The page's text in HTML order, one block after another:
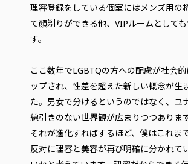
理容登録をしている個室にはメンズ用の
て顔剃りができる他、VIPルームとして
す。
ここ数年でLGBTQの方への配慮が社会
ップされ、性差を超えた新しい概念が生
た。男女で分けるというのではなく、ユ
線引きのない世界観が広まりつつあります
それが進化すればするほど、僕はこれま
反対に理容と美容が再び明確に分かれて